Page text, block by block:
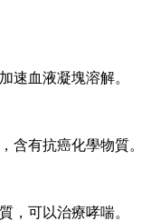
速血液凝塊溶解。
含有抗癌化學物質。
，可以治療哮喘。